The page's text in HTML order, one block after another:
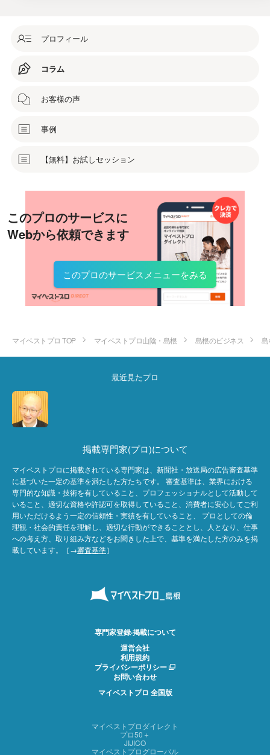
プロフィール
コラム
お客様の声
事例
【無料】お試しセッション
このプロのサービスに
Webから依頼できます
このプロのサービスメニューをみる
マイベストプロ TOP マイベストプロ山陰・島根 島根のビジネス
最近見たプロ
掲載専門家(プロ)について
マイベストプロに掲載されている専門家は、新聞社・放送局の広告審査基準
に基づいた一定の基準を満たした方たちです。 審査基準は、業界における
専門的な知識・技術を有していること、プロフェッショナルとして活動して
いること、適切な資格や許認可を取得していること、消費者に安心してご利
用いただけるよう一定の信頼性・実績を有していること、 プロとしての倫
理観・社会的責任を理解し、適切な行動ができることとし、人となり、仕事
への考え方、取り組み方などをお聞きした上で、基準を満たした方のみを掲
載しています。［→審査基準］
専門家登録·掲載について
運営会社
利用規約
プライバシーポリシー
お問い合わせ
マイベストプロ 全国版
マイベストプロダイレクト
プロ50＋
JIJICO
マイベストプログローバル